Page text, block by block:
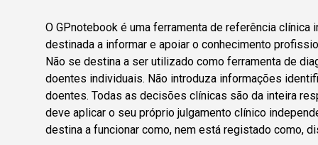
O GPnotebook é uma ferramenta de referência clínica
destinada a informar e apoiar o conhecimento
Não se destina a ser utilizado como ferramenta de
doentes individuais. Não introduza informações
doentes. Todas as decisões clínicas são da inteira
deve aplicar o seu próprio julgamento clínico
destina a funcionar como, nem está registado como,